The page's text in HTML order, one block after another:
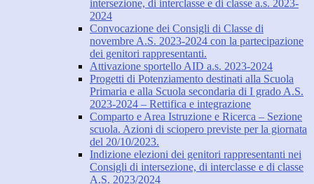
intersezione, di interclasse e di classe a.s. 2023-
2024
Convocazione dei Consigli di Classe di
novembre A.S. 2023-2024 con la partecipazione
dei genitori rappresentanti.
Attivazione sportello AID a.s. 2023-2024
Progetti di Potenziamento destinati alla Scuola
Primaria e alla Scuola secondaria di I grado A.S.
2023-2024 – Rettifica e integrazione
Comparto e Area Istruzione e Ricerca – Sezione
scuola. Azioni di sciopero previste per la giornata
del 20/10/2023.
Indizione elezioni dei genitori rappresentanti nei
Consigli di intersezione, di interclasse e di classe
A.S. 2023/2024